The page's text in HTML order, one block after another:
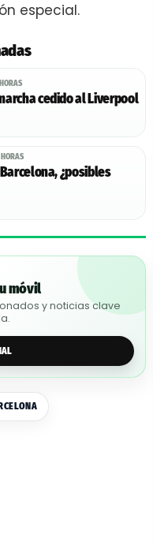
especial.
cedido al Liverpool
¿posibles
móvil
y noticias clave